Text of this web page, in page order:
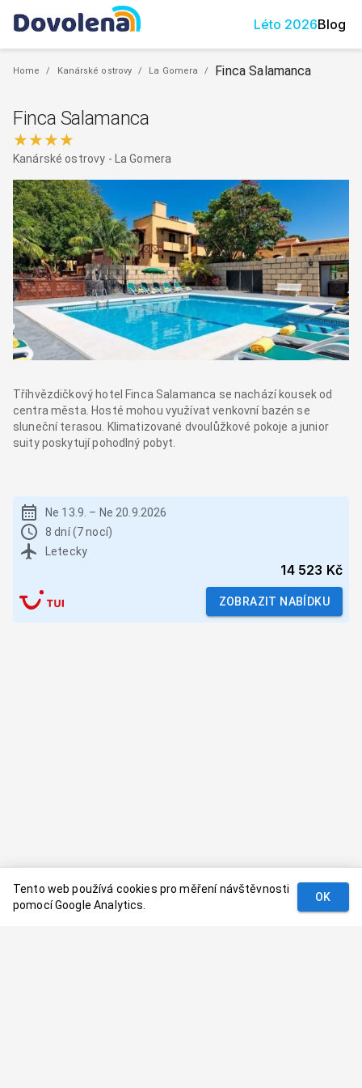
Léto 2026Blog
Home / Kanárské ostrovy / La Gomera / Finca Salamanca
Finca Salamanca
★★★★
Kanárské ostrovy - La Gomera
Tříhvězdičkový hotel Finca Salamanca se nachází kousek od
centra města. Hosté mohou využívat venkovní bazén se
sluneční terasou. Klimatizované dvoulůžkové pokoje a junior
suity poskytují pohodlný pobyt.
Ne 13.9. – Ne 20.9.2026
8 dní (7 nocí)
Letecky
14 523 Kč
ZOBRAZIT NABÍDKU
Tento web používá cookies pro měření návštěvnosti
pomocí Google Analytics.
OK